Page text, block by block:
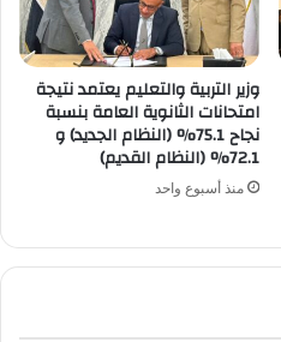
وزير التربية والتعليم يعتمد نتيجة
امتحانات الثانوية العامة بنسبة
نجاح 75.1% (النظام الجديد) و
72.1% (النظام القديم)
منذ أسبوع واحد